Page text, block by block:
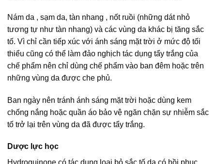
Nám da , sạm da, tàn nhang , nốt ruồi (những dát nhỏ
tương tự như tàn nhang) và các vùng da khác bị tăng sắc
tố. Vì chỉ cần tiếp xúc với ánh sáng mặt trời ở mức độ tối
thiểu cũng có thể làm đảo nghịch tác dụng tẩy trắng của
chế phẩm nên chỉ dùng chế phẩm vào ban đêm hoặc trên
những vùng da được che phủ.
Ban ngày nên tránh ánh sáng mặt trời hoặc dùng kem
chống nắng hoặc quần áo bảo vệ ngăn chặn sự nhiễm sắc
tố trở lại trên vùng da đã được tẩy trắng.
Dược lực học